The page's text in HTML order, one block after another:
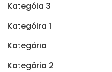
Kategóia 3
Kategóira 1
Kategória
Kategória 2